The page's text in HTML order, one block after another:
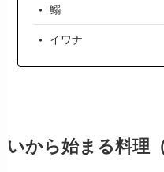
鰯
イワナ
いから始まる料理